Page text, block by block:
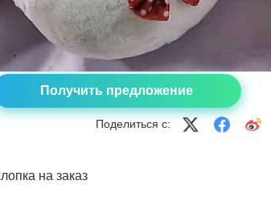
Получить предложение
Поделиться с:
на заказ